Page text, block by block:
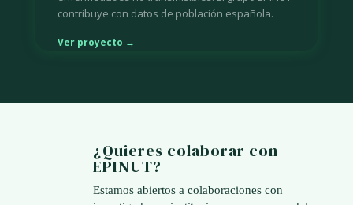
contribuye con datos de población española.
Ver proyecto →
¿Quieres colaborar con
EPINUT?
Estamos abiertos a colaboraciones con